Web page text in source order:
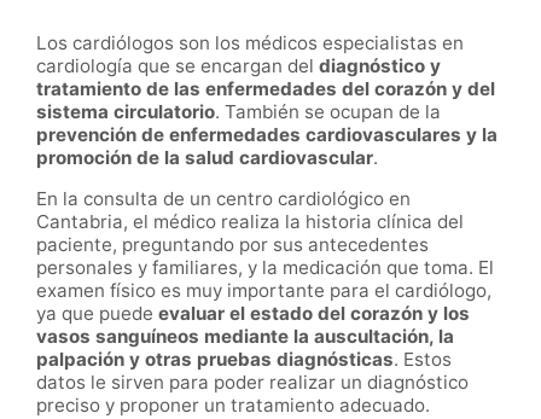
Los cardiólogos son los médicos especialistas en
cardiología que se encargan del diagnóstico y
tratamiento de las enfermedades del corazón y del
sistema circulatorio. También se ocupan de la
prevención de enfermedades cardiovasculares y la
promoción de la salud cardiovascular.
En la consulta de un centro cardiológico en
Cantabria, el médico realiza la historia clínica del
paciente, preguntando por sus antecedentes
personales y familiares, y la medicación que toma. El
examen físico es muy importante para el cardiólogo,
ya que puede evaluar el estado del corazón y los
vasos sanguíneos mediante la auscultación, la
palpación y otras pruebas diagnósticas. Estos
datos le sirven para poder realizar un diagnóstico
preciso y proponer un tratamiento adecuado.